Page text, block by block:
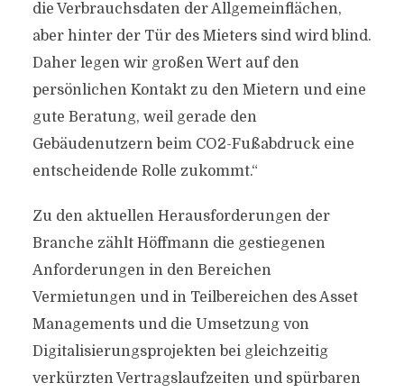
die Verbrauchsdaten der Allgemeinflächen,
aber hinter der Tür des Mieters sind wird blind.
Daher legen wir großen Wert auf den
persönlichen Kontakt zu den Mietern und eine
gute Beratung, weil gerade den
Gebäudenutzern beim CO2-Fußabdruck eine
entscheidende Rolle zukommt.“
Zu den aktuellen Herausforderungen der
Branche zählt Höffmann die gestiegenen
Anforderungen in den Bereichen
Vermietungen und in Teilbereichen des Asset
Managements und die Umsetzung von
Digitalisierungsprojekten bei gleichzeitig
verkürzten Vertragslaufzeiten und spürbaren